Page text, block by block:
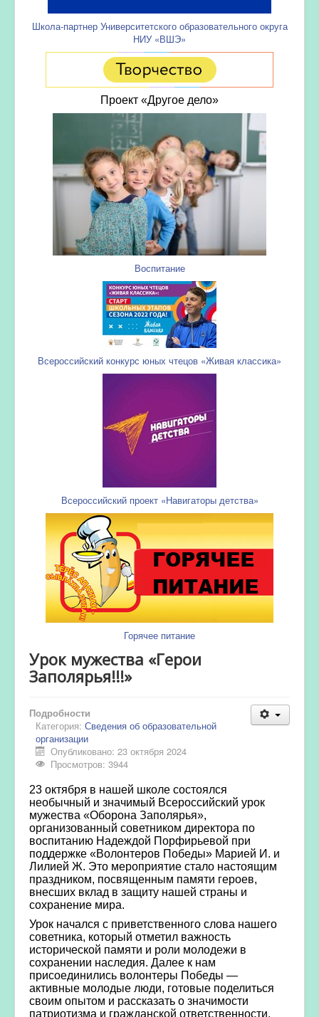
Школа-партнер Университетского образовательного округа
НИУ «ВШЭ»
Проект «Другое дело»
Воспитание
Всероссийский конкурс юных чтецов «Живая классика»
Всероссийский проект «Навигаторы детства»
Горячее питание
Урок мужества «Герои
Заполярья!!!»
Подробности
Категория: Сведения об образовательной
организации
Опубликовано: 23 октября 2024
Просмотров: 3944
23 октября в нашей школе состоялся
необычный и значимый Всероссийский урок
мужества «Оборона Заполярья»,
организованный советником директора по
воспитанию Надеждой Порфирьевой при
поддержке «Волонтеров Победы» Марией И. и
Лилией Ж. Это мероприятие стало настоящим
праздником, посвященным памяти героев,
внесших вклад в защиту нашей страны и
сохранение мира.
Урок начался с приветственного слова нашего
советника, который отметил важность
исторической памяти и роли молодежи в
сохранении наследия. Далее к нам
присоединились волонтеры Победы —
активные молодые люди, готовые поделиться
своим опытом и рассказать о значимости
патриотизма и гражданской ответственности.